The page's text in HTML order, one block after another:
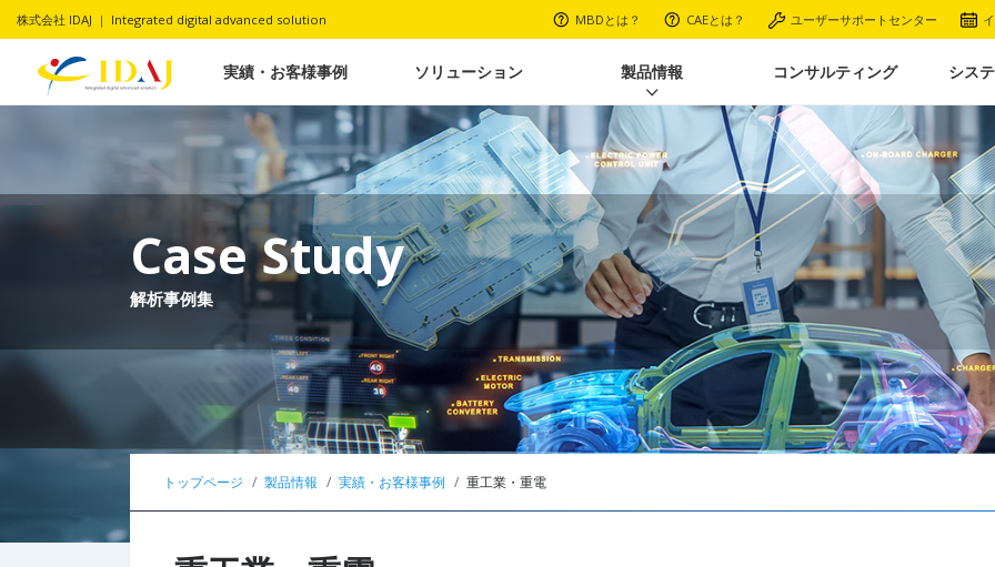
株式会社 IDAJ ｜ Integrated digital advanced solution MBDとは？ CAEとは？ ユーザーサポートセンター
実績・お客様事例 ソリューション 製品情報 コンサルティング シス
Case Study
解析事例集
トップページ 製品情報 実績・お客様事例 重工業・重電